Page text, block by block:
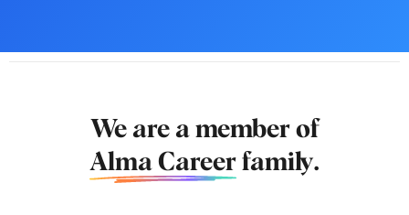
We are a member of
Alma Career family.